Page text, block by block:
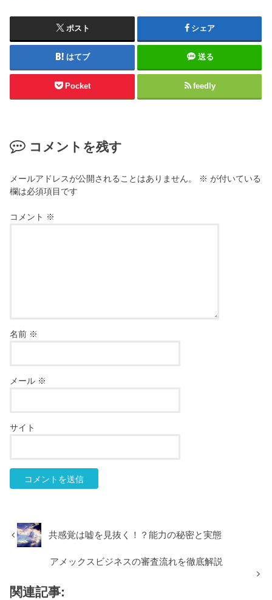
ポスト シェア
はてブ 送る
Pocket feedly
コメントを残す
メールアドレスが公開されることはありません。 ※ が付いている
欄は必須項目です
コメント ※
名前 ※
メール ※
サイト
共感覚は嘘を見抜く！？能力の秘密と実態
アメックスビジネスの審査流れを徹底解説
関連記事: